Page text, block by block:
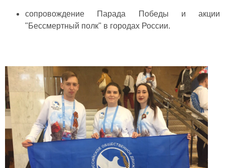
сопровождение Парада Победы и акции
"Бессмертный полк" в городах России.